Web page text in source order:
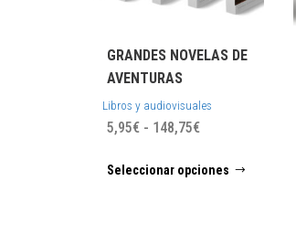
GRANDES NOVELAS DE
AVENTURAS
Libros y audiovisuales
5,95€ - 148,75€Rango
precios:
Seleccionar opciones